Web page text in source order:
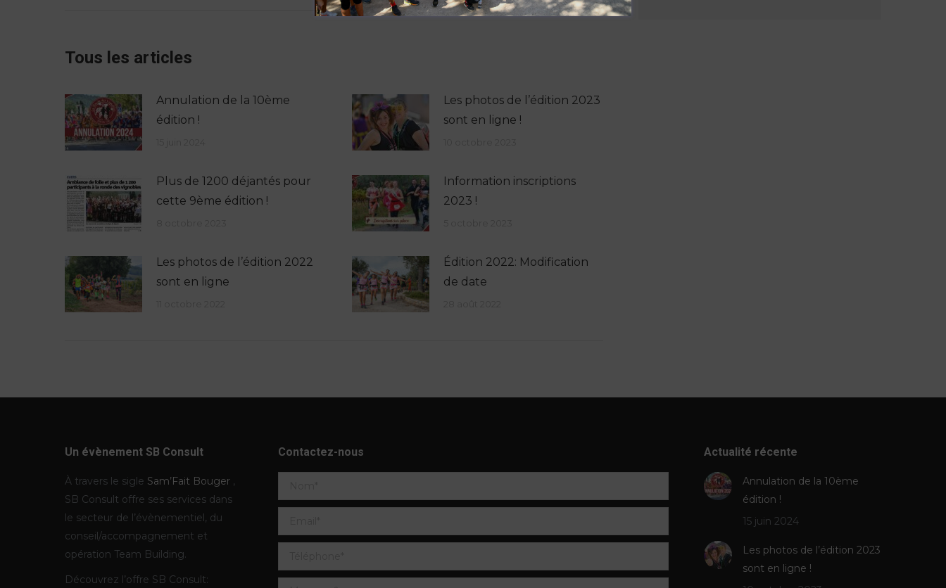
Tous les articles
Annulation de la 10ème
édition !
Les photos de l’édition 2023
sont en ligne !
Plus de 1200 déjantés pour
cette 9ème édition !
Information inscriptions
2023 !
Les photos de l’édition 2022
sont en ligne
Édition 2022: Modification
de date
Un évènement SB Consult
À travers le sigle Sam’Fait Bouger ,
SB Consult offre ses services dans
le secteur de l’évènementiel, du
conseil/accompagnement et
opération Team Building.
Découvrez l’offre SB Consult:
Contactez-nous Actualité récente
Annulation de la 10ème
édition !
15 juin 2024
Les photos de l’édition 2023
sont en ligne !